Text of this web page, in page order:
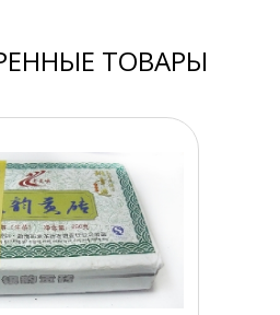
ТОВАРЫ